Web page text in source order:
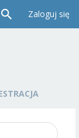
Zaloguj się